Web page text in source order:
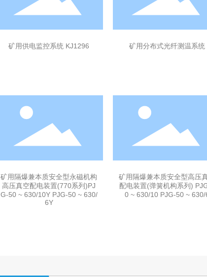
矿用供电监控系统 KJ1296 矿用分布式光纤测温系统
矿用隔爆兼本质安全型永磁机构
高压真空配电装置(770系列)PJ
G-50 ~ 630/10Y PJG-50 ~ 630/
6Y
矿用隔爆兼本质安全型高压
配电装置(弹簧机构系列) PJG-5
0 ~ 630/10 PJG-50 ~ 630/